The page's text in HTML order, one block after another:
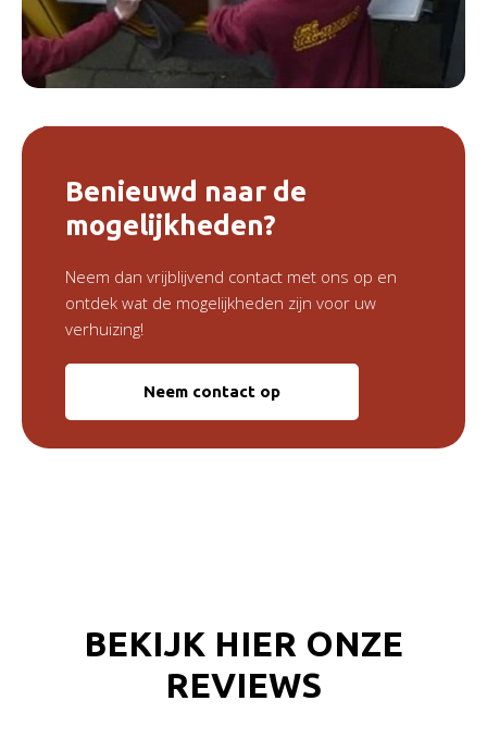
Benieuwd naar de
mogelijkheden?
Neem dan vrijblijvend contact met ons op en
ontdek wat de mogelijkheden zijn voor uw
verhuizing!
Neem contact op
BEKIJK HIER ONZE
REVIEWS